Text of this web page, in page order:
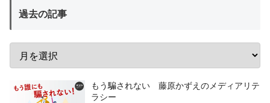
過去の記事
もう騙されない 藤原かずえのメディアリテ
ラシー